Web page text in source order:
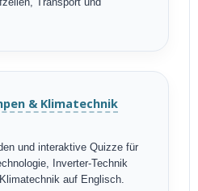
Transport und
& Klimatechnik
und interaktive Quizze für
Inverter-Technik
auf Englisch.